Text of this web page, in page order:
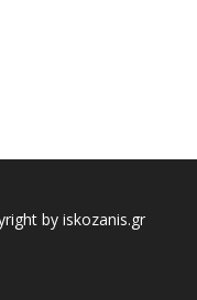
by iskozanis.gr